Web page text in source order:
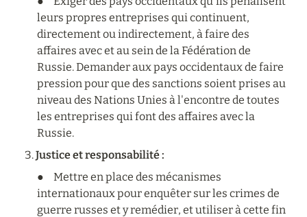
leurs propres entreprises qui continuent,
directement ou indirectement, à faire des
affaires avec et au sein de la Fédération de
Russie. Demander aux pays occidentaux de faire
pression pour que des sanctions soient prises au
niveau des Nations Unies à l'encontre de toutes
les entreprises qui font des affaires avec la
Russie.
Justice et responsabilité :
●	Mettre en place des mécanismes
internationaux pour enquêter sur les crimes de
guerre russes et y remédier, et utiliser à cette fin